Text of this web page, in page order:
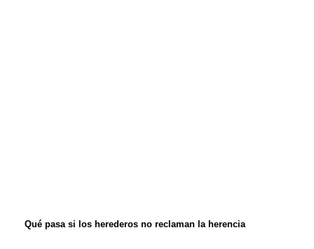
Qué pasa si los herederos no reclaman la herencia